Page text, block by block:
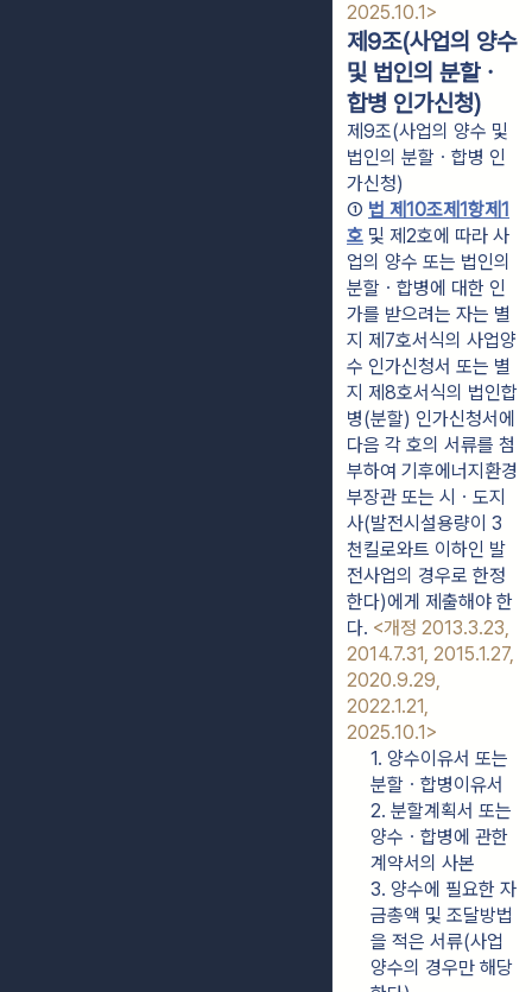
2025.10.1>
제9조(사업의 양수
및 법인의 분할ㆍ
합병 인가신청)
제9조(사업의 양수 및
법인의 분할ㆍ합병 인
가신청)
① 법 제10조제1항제1
호 및 제2호에 따라 사
업의 양수 또는 법인의
분할ㆍ합병에 대한 인
가를 받으려는 자는 별
지 제7호서식의 사업양
수 인가신청서 또는 별
지 제8호서식의 법인합
병(분할) 인가신청서에
다음 각 호의 서류를 첨
부하여 기후에너지환경
부장관 또는 시ㆍ도지
사(발전시설용량이 3
천킬로와트 이하인 발
전사업의 경우로 한정
한다)에게 제출해야 한
다. <개정 2013.3.23,
2014.7.31, 2015.1.27,
2020.9.29,
2022.1.21,
2025.10.1>
1. 양수이유서 또는
분할ㆍ합병이유서
2. 분할계획서 또는
양수ㆍ합병에 관한
계약서의 사본
3. 양수에 필요한 자
금총액 및 조달방법
을 적은 서류(사업
양수의 경우만 해당